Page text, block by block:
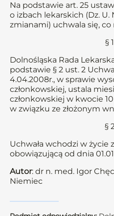
Na podstawie art. 25
o izbach lekarskich (Dz. U.
zmianami) uchwala się,
§ 1
Dolnośląska Rada
podstawie § 2 ust. 2
4.04.2008r., w sprawie
członkowskiej, ustala
członkowskiej w kwocie 10
w związku ze złożonym
§
Uchwała wchodzi w życie
obowiązującą od dnia
Autor: dr n. med. Igor
Niemiec